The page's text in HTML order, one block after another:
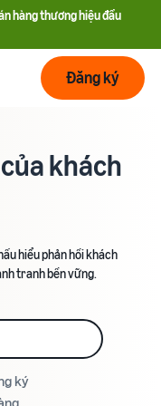
hàng thương hiệu đầu
Đăng ký
khách
hiểu phản hồi khách
tranh bền vững.
ký